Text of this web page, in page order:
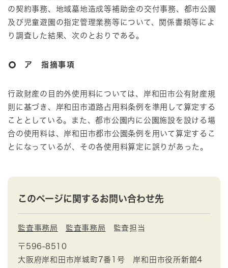
の契約事務、地域墓地造成等補助金の交付事務、都市公園
及び児童遊園の指定管理業務等について、関係書類等によ
り調査した結果、次のとおりである。
ア 指摘事項
行政財産の目的外使用料については、岸和田市公有財産規
則に基づき、岸和田市道路占用料条例を準用して算定する
こととしている。また、都市公園内に公園施設を設ける場
合の使用料は、岸和田市都市公園条例を用いて算定するこ
とになっているが、その各使用料算定に誤りがあった。
このページに関するお問い合わせ先
監査事務局 監査事務局 監査担当
〒596-8510
大阪府岸和田市岸城町7番1号 岸和田市役所新館4